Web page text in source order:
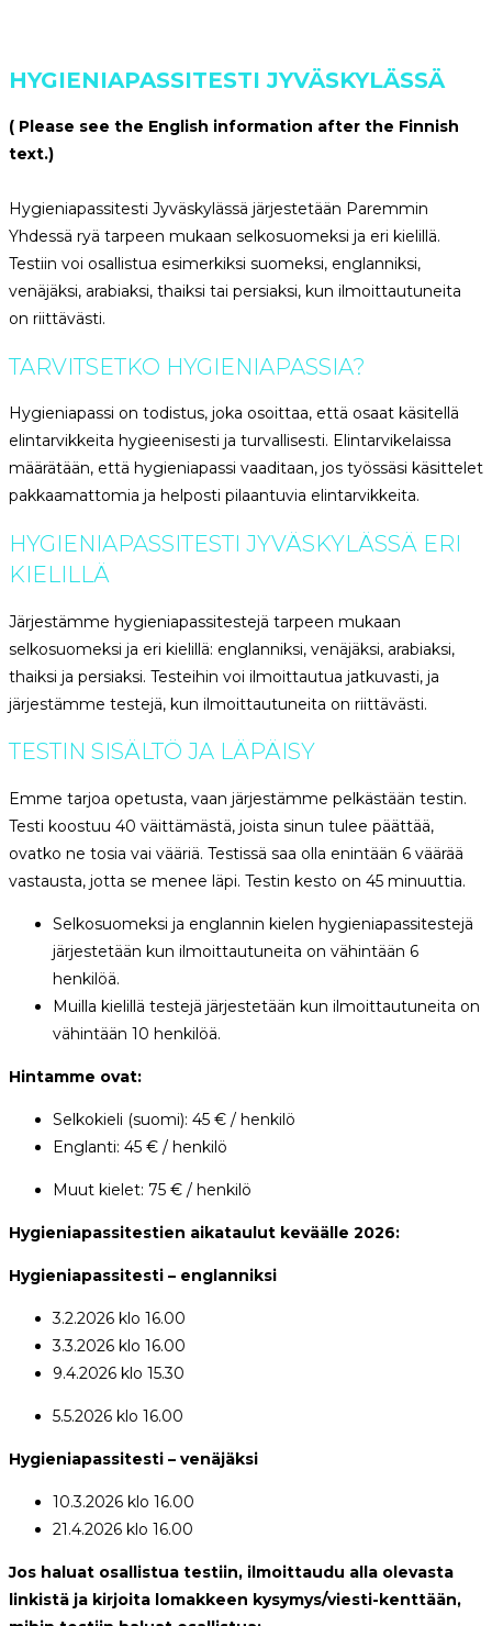
HYGIENIAPASSITESTI JYVÄSKYLÄSSÄ
( Please see the English information after the Finnish
text.)
Hygieniapassitesti Jyväskylässä järjestetään Paremmin
Yhdessä ryä tarpeen mukaan selkosuomeksi ja eri kielillä.
Testiin voi osallistua esimerkiksi suomeksi, englanniksi,
venäjäksi, arabiaksi, thaiksi tai persiaksi, kun ilmoittautuneita
on riittävästi.
TARVITSETKO HYGIENIAPASSIA?
Hygieniapassi on todistus, joka osoittaa, että osaat käsitellä
elintarvikkeita hygieenisesti ja turvallisesti. Elintarvikelaissa
määrätään, että hygieniapassi vaaditaan, jos työssäsi käsittelet
pakkaamattomia ja helposti pilaantuvia elintarvikkeita.
HYGIENIAPASSITESTI JYVÄSKYLÄSSÄ ERI
KIELILLÄ
Järjestämme hygieniapassitestejä tarpeen mukaan
selkosuomeksi ja eri kielillä: englanniksi, venäjäksi, arabiaksi,
thaiksi ja persiaksi. Testeihin voi ilmoittautua jatkuvasti, ja
järjestämme testejä, kun ilmoittautuneita on riittävästi.
TESTIN SISÄLTÖ JA LÄPÄISY
Emme tarjoa opetusta, vaan järjestämme pelkästään testin.
Testi koostuu 40 väittämästä, joista sinun tulee päättää,
ovatko ne tosia vai vääriä. Testissä saa olla enintään 6 väärää
vastausta, jotta se menee läpi. Testin kesto on 45 minuuttia.
Selkosuomeksi ja englannin kielen hygieniapassitestejä
järjestetään kun ilmoittautuneita on vähintään 6
henkilöä.
Muilla kielillä testejä järjestetään kun ilmoittautuneita on
vähintään 10 henkilöä.
Hintamme ovat:
Selkokieli (suomi): 45 € / henkilö
Englanti: 45 € / henkilö
Muut kielet: 75 € / henkilö
Hygieniapassitestien aikataulut keväälle 2026:
Hygieniapassitesti – englanniksi
3.2.2026 klo 16.00
3.3.2026 klo 16.00
9.4.2026 klo 15.30
5.5.2026 klo 16.00
Hygieniapassitesti – venäjäksi
10.3.2026 klo 16.00
21.4.2026 klo 16.00
Jos haluat osallistua testiin, ilmoittaudu alla olevasta
linkistä ja kirjoita lomakkeen kysymys/viesti-kenttään,